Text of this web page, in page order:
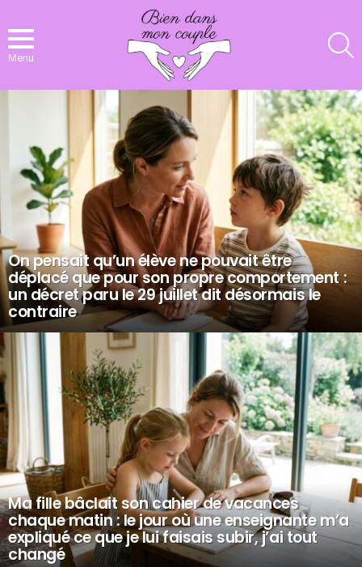
Menu
On pensait qu’un élève ne pouvait être
déplacé que pour son propre comportement :
un décret paru le 29 juillet dit désormais le
contraire
Ma fille bâclait son cahier de vacances
chaque matin : le jour où une enseignante m’a
expliqué ce que je lui faisais subir, j’ai tout
changé